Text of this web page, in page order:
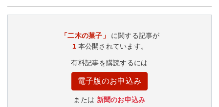
「二木の菓子」
に関する記事が
1 本公開されています。
有料記事を購読するには
電子版のお申込み
または 新聞のお申込み